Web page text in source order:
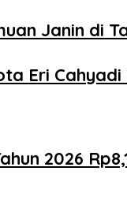
Janin di
Eri
2026